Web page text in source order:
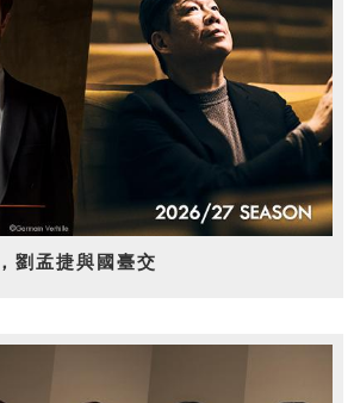
劉孟捷與國臺交